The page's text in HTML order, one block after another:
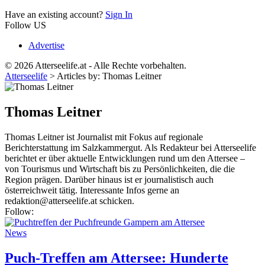
Have an existing account? Sign In
Follow US
Advertise
© 2026 Atterseelife.at - Alle Rechte vorbehalten.
Atterseelife > Articles by: Thomas Leitner
Thomas Leitner
Thomas Leitner ist Journalist mit Fokus auf regionale
Berichterstattung im Salzkammergut. Als Redakteur bei Atterseelife
berichtet er über aktuelle Entwicklungen rund um den Attersee –
von Tourismus und Wirtschaft bis zu Persönlichkeiten, die die
Region prägen. Darüber hinaus ist er journalistisch auch
österreichweit tätig. Interessante Infos gerne an
redaktion@atterseelife.at schicken.
Follow:
News
Puch-Treffen am Attersee: Hunderte